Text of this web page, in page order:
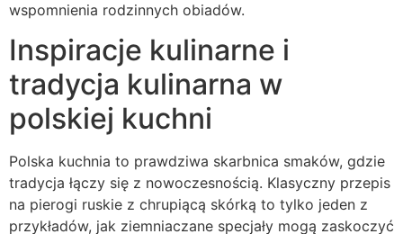
wspomnienia rodzinnych obiadów.
Inspiracje kulinarne i
tradycja kulinarna w
polskiej kuchni
Polska kuchnia to prawdziwa skarbnica smaków, gdzie
tradycja łączy się z nowoczesnością. Klasyczny przepis
na pierogi ruskie z chrupiącą skórką to tylko jeden z
przykładów, jak ziemniaczane specjały mogą zaskoczyć